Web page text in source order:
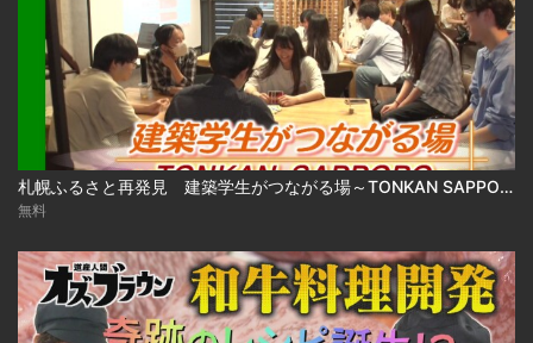
札幌ふるさと再発見 建築学生がつながる場～TONKAN SAPPORO～2026年8月1日放送
無料